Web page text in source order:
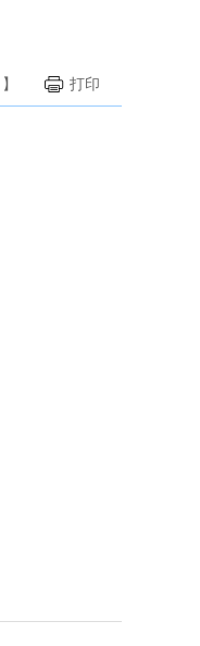
】 打印